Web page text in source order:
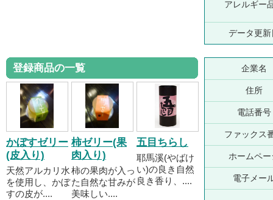
アレルギー
データ更新
登録商品の一覧
かぼすゼリー
(皮入り)
天然アルカリ水
を使用し、かぼ
すの皮が....
柿ゼリー(果
肉入り)
柿の果肉が入っ
た自然な甘みが
美味しい....
五目ちらし
耶馬溪(やばけ
い)の良き自然
良き香り、....
企業名
住所
電話番号
ファックス
ホームペー
電子メー